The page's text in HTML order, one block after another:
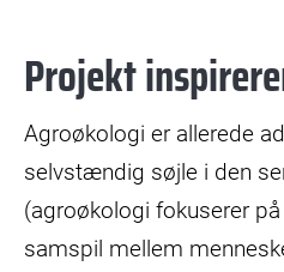
Projekt
Agroøkologi er allerede
selvstændig søjle i den
(agroøkologi fokuserer
samspil mellem